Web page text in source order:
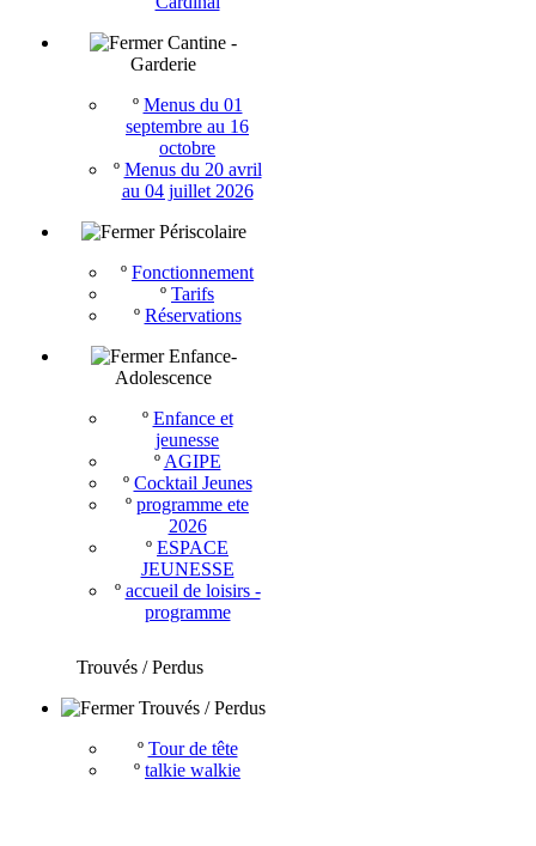
Cantine -
Garderie
º Menus du 01
septembre au 16
octobre
º Menus du 20 avril
au 04 juillet 2026
Périscolaire
º Fonctionnement
º Tarifs
º Réservations
Enfance-
Adolescence
º Enfance et
jeunesse
º AGIPE
º Cocktail Jeunes
º programme ete
2026
º ESPACE
JEUNESSE
º accueil de loisirs -
programme
Trouvés / Perdus
Trouvés / Perdus
º Tour de tête
º talkie walkie